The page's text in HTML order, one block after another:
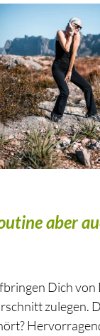
aber
Dich
zulegen.